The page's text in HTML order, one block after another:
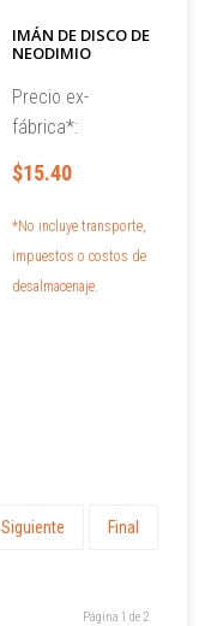
IMÁN DE DISCO DE
NEODIMIO
Precio ex-
fábrica*:
$15.40
*No incluye transporte,
impuestos o costos de
desalmacenaje.
Siguiente Final
Página 1 de 2